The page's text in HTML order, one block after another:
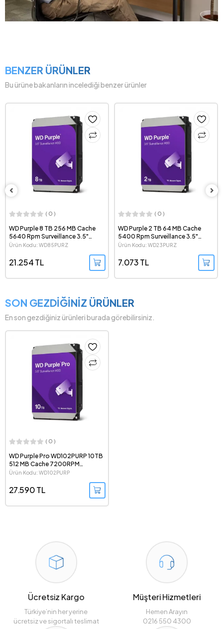
BENZER ÜRÜNLER
Bu ürüne bakanların incelediği benzer ürünler
( 0 )
WD Purple 8 TB 256 MB Cache
5640 Rpm Surveillance 3.5"
Güvenlik Hard Disk
Ürün Kodu: WD85PURZ
21.254 TL
( 0 )
WD Purple 2 TB 64 MB Cache
5400 Rpm Surveillance 3.5"
Güvenlik Hard Disk
Ürün Kodu: WD23PURZ
7.073 TL
SON GEZDİĞİNİZ ÜRÜNLER
En son gezdiğiniz ürünleri burada görebilirsiniz.
( 0 )
WD Purple Pro WD102PURP 10TB
512 MB Cache 7200RPM
Surveillance 3.5" Güvenlik Hard
Ürün Kodu: WD102PURP
27.590 TL
Ücretsiz Kargo
Türkiye’nin her yerine
ücretsiz ve sigortalı teslimat
Müşteri Hizmetleri
Hemen Arayın
0216 550 4300